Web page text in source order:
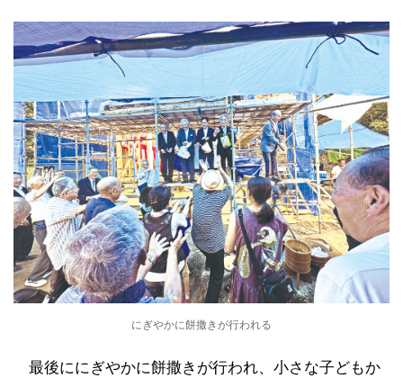
にぎやかに餅撒きが行われる
最後ににぎやかに餅撒きが行われ、小さな子どもか